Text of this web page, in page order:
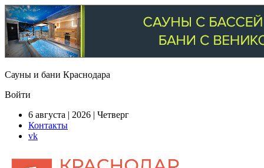
Сауны и бани Краснодара
Войти
6 августа | 2026 | Четверг
Контакты
vk